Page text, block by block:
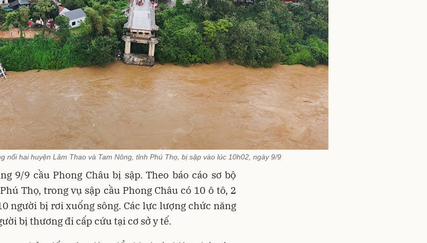
nối hai huyện Lâm Thao và Tam Nông, tỉnh Phú Thọ, bị sập vào lúc 10h02, ngày 9/9
9/9 cầu Phong Châu bị sập. Theo báo cáo sơ bộ
Thọ, trong vụ sập cầu Phong Châu có 10 ô tô, 2
người bị rơi xuống sông. Các lực lượng chức năng
bị thương đi cấp cứu tại cơ sở y tế.